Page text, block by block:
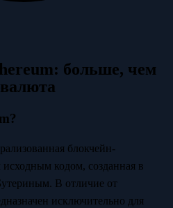
больше, чем
блокчейн-
кодом, созданная в
В отличие от
исключительно для